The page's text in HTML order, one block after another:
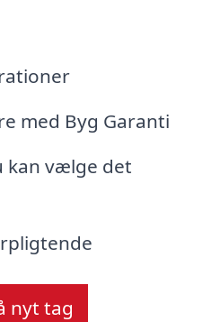
med Byg Garanti
kan vælge det
nyt tag